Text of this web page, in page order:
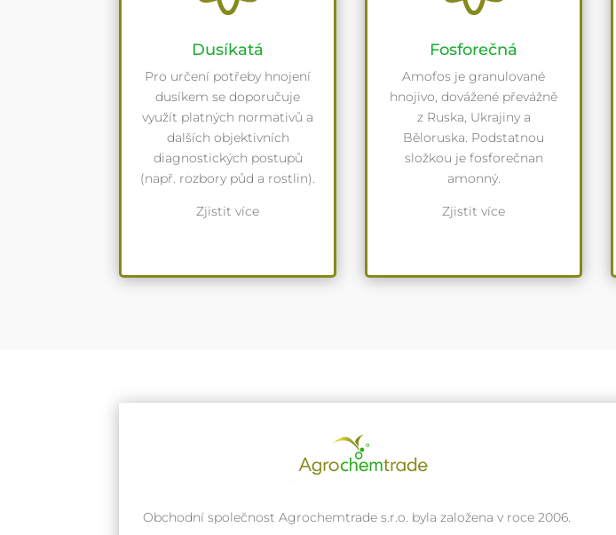
Dusíkatá
Pro určení potřeby hnojení
dusíkem se doporučuje
využít platných normativů a
dalších objektivních
diagnostických postupů
(např. rozbory půd a rostlin).
Zjistit více
Fosforečná
Amofos je granulované
hnojivo, dovážené převážně
z Ruska, Ukrajiny a
Běloruska. Podstatnou
složkou je fosforečnan
amonný.
Zjistit více
Obchodní společnost Agrochemtrade s.r.o. byla založena v roce 2006.